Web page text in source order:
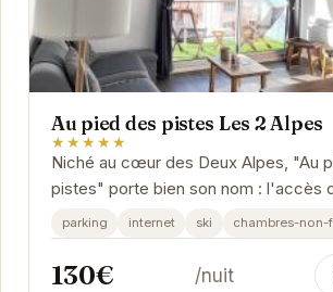
Au pied des pistes Les 2 Alpes
★★★★★
Niché au cœur des Deux Alpes, "Au
pistes" porte bien son nom : l'accès
pistes de ski est un atout majeur pour
de...
parking internet ski chambres-non-
130€ /nuit